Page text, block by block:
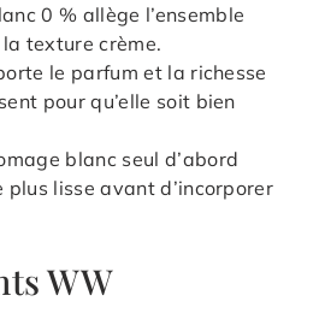
0 % allège l’ensemble
texture crème.
le parfum et la richesse
pour qu’elle soit bien
blanc seul d’abord
plus lisse avant d’incorporer
WW